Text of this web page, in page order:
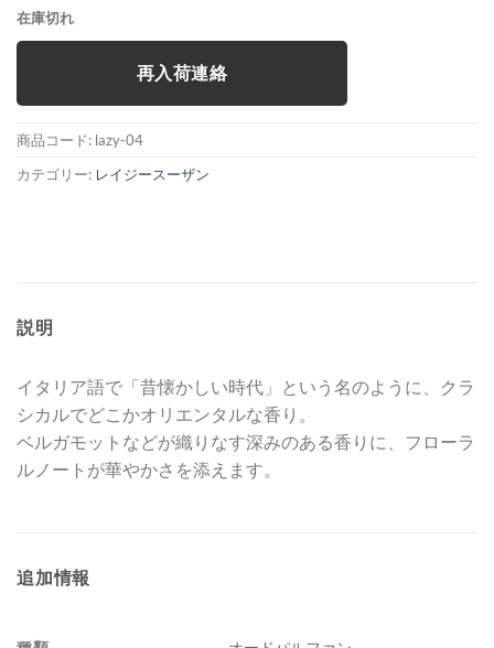
在庫切れ
再入荷連絡
商品コード: lazy-04
カテゴリー: レイジースーザン
説明
イタリア語で「昔懐かしい時代」という名のように、クラ
シカルでどこかオリエンタルな香り。
ベルガモットなどが織りなす深みのある香りに、フローラ
ルノートが華やかさを添えます。
追加情報